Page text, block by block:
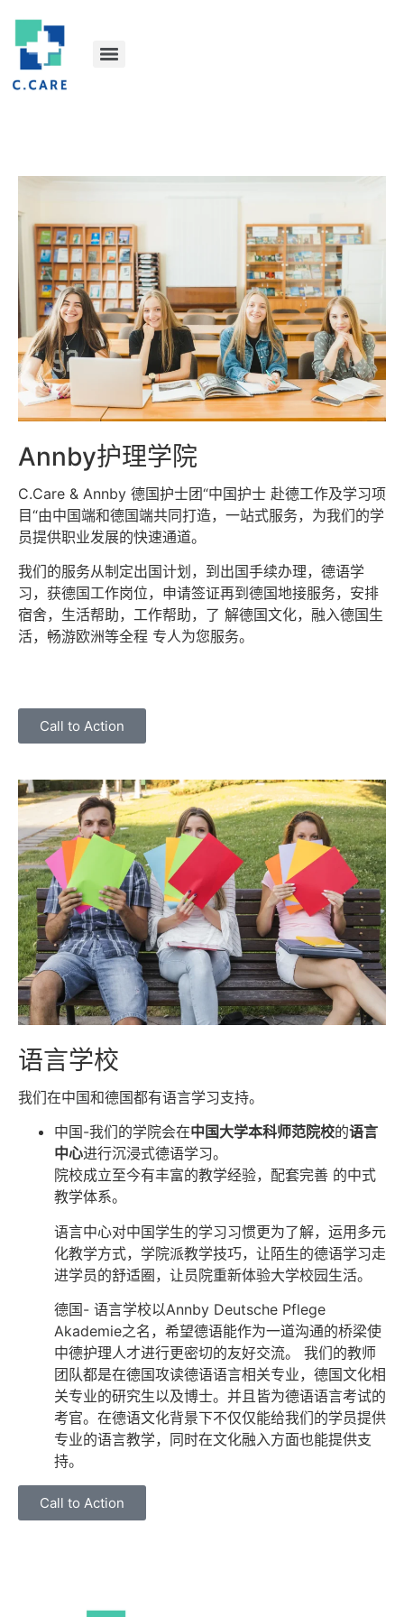
Annby护理学院
C.Care & Annby 德国护⼠团“中国护⼠ 赴德⼯作及学习项
⽬“由中国端和德国端共同打造，⼀站式服务，为我们的学
员提供职业发展的快速通道。
我们的服务从制定出国计划，到出国⼿续办理，德语学
习，获德国⼯作岗位，申请签证再到德国地接服务，安排
宿舍，⽣活帮助，⼯作帮助，了 解德国⽂化，融⼊德国⽣
活，畅游欧洲等全程 专⼈为您服务。
Call to Action
语言学校
我们在中国和德国都有语言学习支持。
中国-我们的学院会在中国⼤学本科师范院校的语⾔
中⼼进⾏沉浸式德语学习。
院校成⽴⾄今有丰富的教学经验，配套完善 的中式
教学体系。
语⾔中⼼对中国学⽣的学习习惯更为了解，运⽤多元
化教学⽅式，学院派教学技巧，让陌⽣的德语学习⾛
进学员的舒适圈，让员院重新体验⼤学校园⽣活。
德国- 语言学校以Annby Deutsche Pflege
Akademie之名，希望德语能作为一道沟通的桥梁使
中德护理人才进行更密切的友好交流。
我们的教师
团队都是在德国攻读德语语言相关专业，德国文化相
关专业的研究生以及博士。并且皆为德语语言考试的
考官。在德语文化背景下不仅仅能给我们的学员提供
专业的语言教学，同时在文化融入方面也能提供支
持。
Call to Action